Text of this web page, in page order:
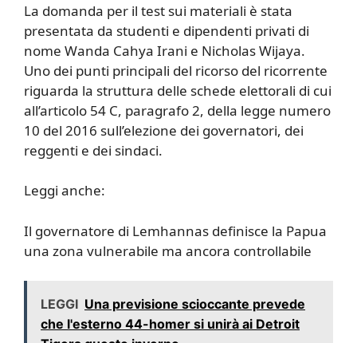
La domanda per il test sui materiali è stata
presentata da studenti e dipendenti privati ​​di
nome Wanda Cahya Irani e Nicholas Wijaya.
Uno dei punti principali del ricorso del ricorrente
riguarda la struttura delle schede elettorali di cui
all’articolo 54 C, paragrafo 2, della legge numero
10 del 2016 sull’elezione dei governatori, dei
reggenti e dei sindaci.
Leggi anche:
Il governatore di Lemhannas definisce la Papua
una zona vulnerabile ma ancora controllabile
LEGGI Una previsione scioccante prevede
che l'esterno 44-homer si unirà ai Detroit